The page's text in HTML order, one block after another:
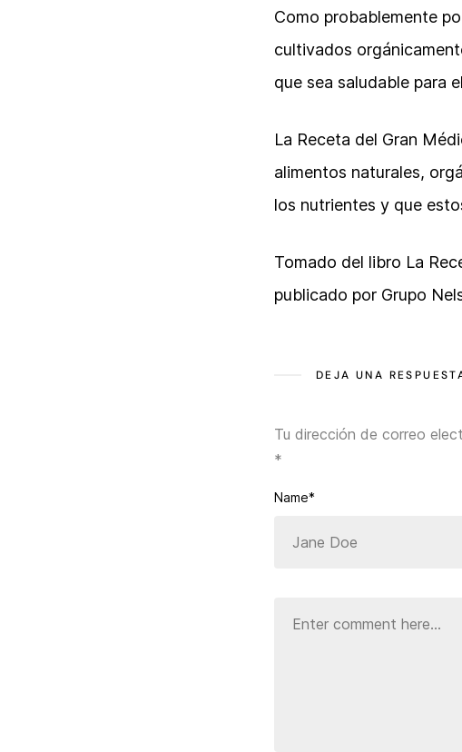
Como probablemente
cultivados
que sea saludable para
La Receta del Gran
alimentos naturales,
los nutrientes y que
Tomado del libro La
publicado por Grupo
DEJA UNA
Tu dirección de correo
*
Name*